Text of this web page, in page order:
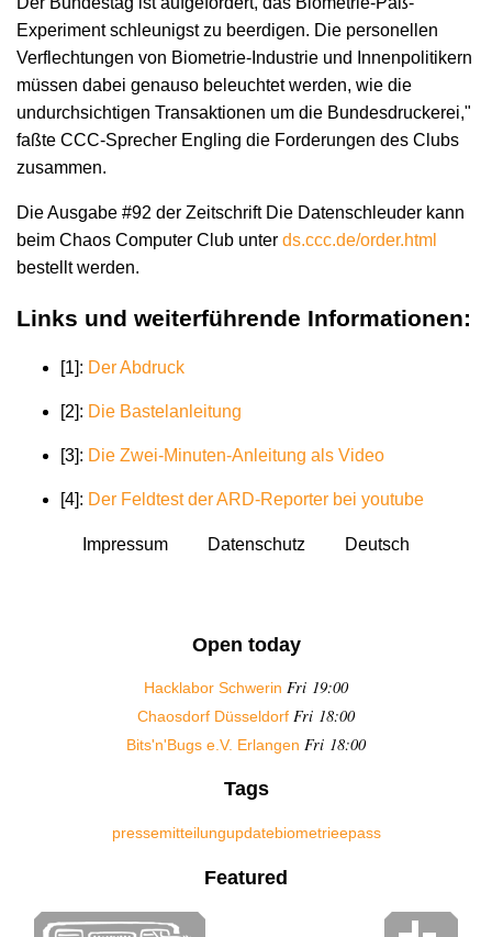
Experiment schleunigst zu beerdigen. Die personellen
Verflechtungen von Biometrie-Industrie und Innenpolitikern
müssen dabei genauso beleuchtet werden, wie die
undurchsichtigen Transaktionen um die Bundesdruckerei,"
faßte CCC-Sprecher Engling die Forderungen des Clubs
zusammen.
Die Ausgabe #92 der Zeitschrift Die Datenschleuder kann
beim Chaos Computer Club unter ds.ccc.de/order.html
bestellt werden.
Links und weiterführende Informationen:
[1]: Der Abdruck
[2]: Die Bastelanleitung
[3]: Die Zwei-Minuten-Anleitung als Video
[4]: Der Feldtest der ARD-Reporter bei youtube
Impressum Datenschutz Deutsch
Open today
Hacklabor Schwerin Fri 19:00
Chaosdorf Düsseldorf Fri 18:00
Bits'n'Bugs e.V. Erlangen Fri 18:00
Tags
pressemitteilungupdatebiometrieepass
Featured